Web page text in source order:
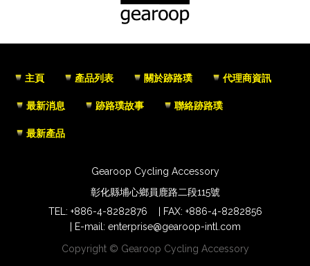
主頁 產品列表 關於跡路璞 代理商資訊
最新消息 跡路璞故事 聯絡跡路璞
最新產品
Gearoop Cycling Accessory
彰化縣埔心鄉員鹿路二段115號
TEL: +886-4-8282876
FAX: +886-4-8282856
E-mail: enterprise@gearoop-intl.com
Copyright © Gearoop Cycling Accessory